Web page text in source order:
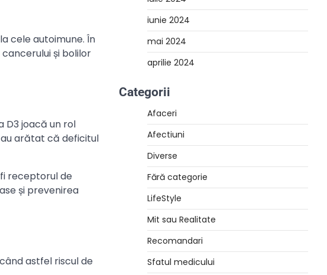
cele autoimune. În
și bolilor
D3 joacă un rol
au arătat că deficitul
receptorul de
și prevenirea
astfel riscul de
iunie 2024
mai 2024
aprilie 2024
Categorii
Afaceri
Afectiuni
Diverse
Fără categorie
LifeStyle
Mit sau Realitate
Recomandari
Sfatul medicului